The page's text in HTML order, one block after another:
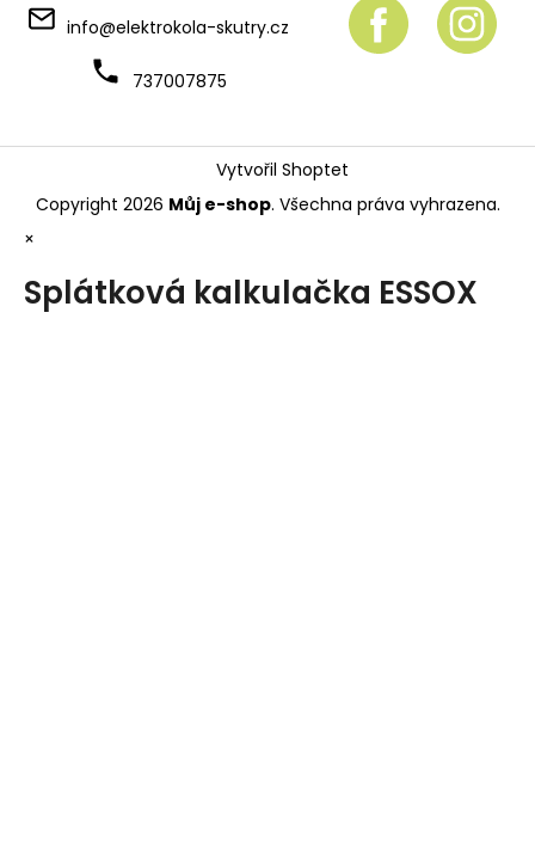
info@elektrokola-skutry.cz
737007875
Vytvořil Shoptet
Copyright 2026 Můj e-shop. Všechna práva vyhrazena.
×
Splátková kalkulačka ESSOX